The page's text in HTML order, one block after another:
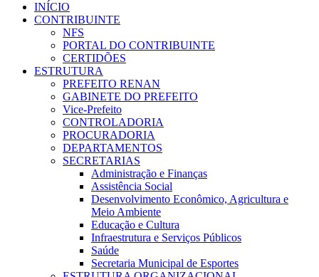
INÍCIO
CONTRIBUINTE
NFS
PORTAL DO CONTRIBUINTE
CERTIDÕES
ESTRUTURA
PREFEITO RENAN
GABINETE DO PREFEITO
Vice-Prefeito
CONTROLADORIA
PROCURADORIA
DEPARTAMENTOS
SECRETARIAS
Administração e Finanças
Assistência Social
Desenvolvimento Econômico, Agricultura e
Meio Ambiente
Educação e Cultura
Infraestrutura e Serviços Públicos
Saúde
Secretaria Municipal de Esportes